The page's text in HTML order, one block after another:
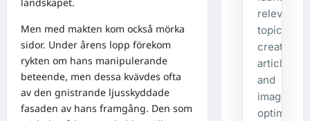
landskapet.
Men med makten kom också mörka
sidor. Under årens lopp förekom
rykten om hans manipulerande
beteende, men dessa kvävdes ofta
av den gnistrande ljusskyddade
fasaden av hans framgång. Den som
relevant
topics,
creates
articles
and
images,
optimizes